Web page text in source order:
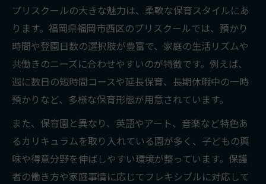
プリスクールの大きな魅力は、柔軟な保育スタイルにあ
ります。福岡県福岡市西区のプリスクールでは、預かり
時間や登園日数の選択肢が豊富で、家庭の生活リズムや
共働きのニーズに合わせやすいのが特徴です。例えば、
週に数日の短時間コースや延長保育、長期休暇中の一時
預かりなど、多様な保育形態が用意されています。
また、保育園と異なり、英語やアート、音楽など特色あ
るカリキュラムを取り入れている園が多く、子どもの興
味や得意分野を伸ばしやすい環境が整っています。保護
者の働き方や家庭事情に応じてフレキシブルに対応して